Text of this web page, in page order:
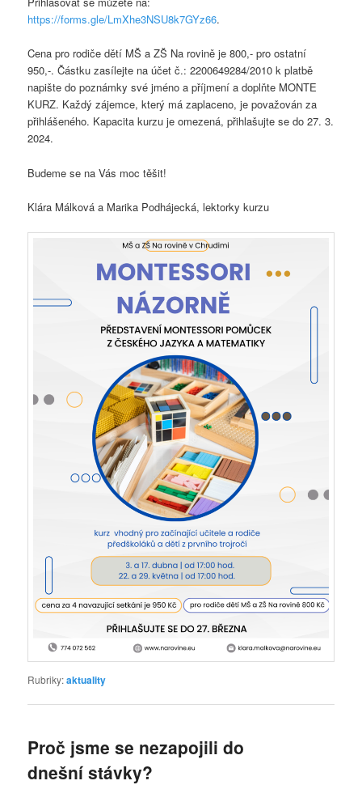
https://forms.gle/LmXhe3NSU8k7GYz66.
Cena pro rodiče dětí MŠ a ZŠ Na rovině je 800,- pro ostatní
950,-. Částku zasílejte na účet č.: 2200649284/2010 k platbě
napište do poznámky své jméno a příjmení a doplňte MONTE
KURZ. Každý zájemce, který má zaplaceno, je považován za
přihlášeného. Kapacita kurzu je omezená, přihlašujte se do 27. 3.
2024.
Budeme se na Vás moc těšit!
Klára Málková a Marika Podhájecká, lektorky kurzu
Rubriky:aktuality
Proč jsme se nezapojili do
dnešní stávky?